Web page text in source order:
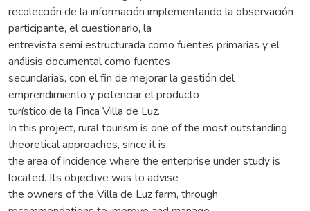
recolección de la información implementando la observación
participante, el cuestionario, la
entrevista semi estructurada como fuentes primarias y el
análisis documental como fuentes
secundarias, con el fin de mejorar la gestión del
emprendimiento y potenciar el producto
turístico de la Finca Villa de Luz.
In this project, rural tourism is one of the most outstanding
theoretical approaches, since it is
the area of incidence where the enterprise under study is
located. Its objective was to advise
the owners of the Villa de Luz farm, through